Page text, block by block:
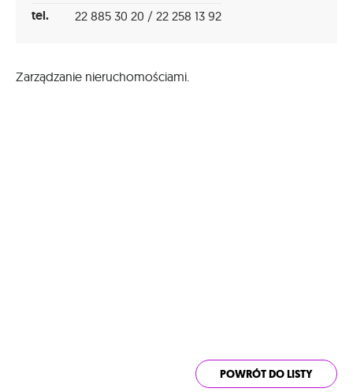
tel. 22 885 30 20 / 22 258 13 92
Zarządzanie nieruchomościami.
POWRÓT DO LISTY